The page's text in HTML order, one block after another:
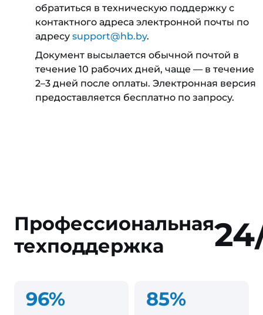
обратиться в техническую поддержку с
контактного адреса электронной почты по
адресу support@hb.by.
Документ высылается обычной почтой в
течение 10 рабочих дней, чаще — в течение
2–3 дней после оплаты. Электронная версия
предоставляется бесплатно по запросу.
Профессиональная
техподдержка
96% 85%